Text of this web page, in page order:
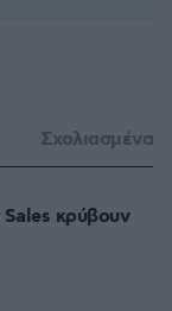
Σχολιασμένα
κρύβουν